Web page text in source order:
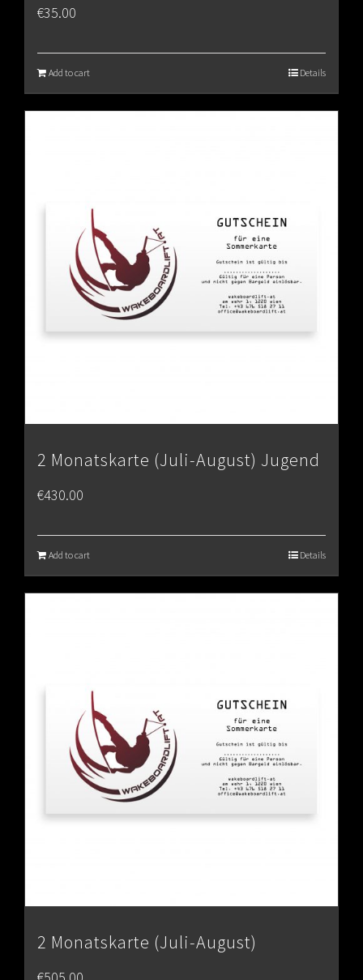
€35.00
Add to cart Details
2 Monatskarte (Juli-August) Jugend
€430.00
Add to cart Details
2 Monatskarte (Juli-August)